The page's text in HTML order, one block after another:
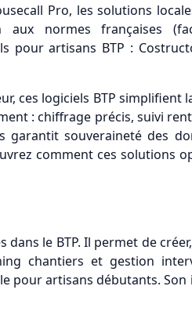
Pro, les solutions
normes françaises
pour artisans BTP :
ces logiciels BTP simplifient
: chiffrage précis, suivi
souveraineté des
comment ces solutions
le BTP. Il permet de
chantiers et gestion
pour artisans débutants.